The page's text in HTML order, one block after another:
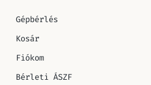
Gépbérlés
Kosár
Fiókom
Bérleti ÁSZF